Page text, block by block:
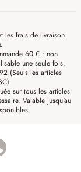
les frais de livraison
60 € ; non
une seule fois.
(Seuls les articles
sur tous les articles
Valable jusqu'au